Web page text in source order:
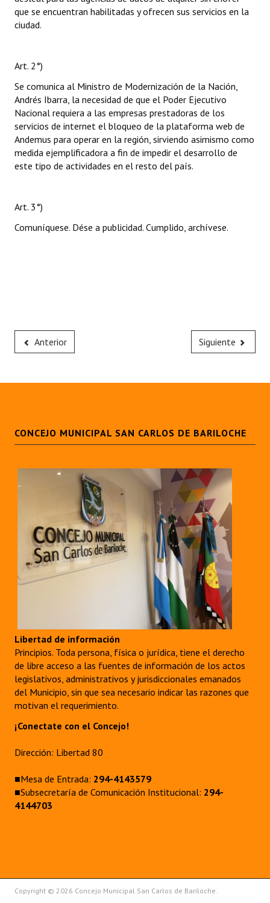
que se encuentran habilitadas y ofrecen sus servicios en la
ciudad.
Art. 2°)
Se comunica al Ministro de Modernización de la Nación,
Andrés Ibarra, la necesidad de que el Poder Ejecutivo
Nacional requiera a las empresas prestadoras de los
servicios de internet el bloqueo de la plataforma web de
Andemus para operar en la región, sirviendo asimismo como
medida ejemplificadora a fin de impedir el desarrollo de
este tipo de actividades en el resto del país.
Art. 3°)
Comuníquese. Dése a publicidad. Cumplido, archívese.
Anterior Siguiente
CONCEJO MUNICIPAL SAN CARLOS DE BARILOCHE
Libertad de información
Principios. Toda persona, física o jurídica, tiene el derecho
de libre acceso a las fuentes de información de los actos
legislativos, administrativos y jurisdiccionales emanados
del Municipio, sin que sea necesario indicar las razones que
motivan el requerimiento.
¡Conectate con el Concejo!
Dirección: Libertad 80
■Mesa de Entrada: 294-4143579
■Subsecretaría de Comunicación Institucional: 294-
4144703
Copyright © 2026 Concejo Municipal San Carlos de Bariloche.